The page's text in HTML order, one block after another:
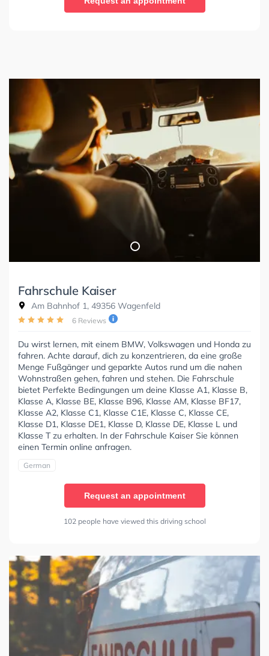
Fahrschule Kaiser
Am Bahnhof 1, 49356 Wagenfeld
6 Reviews
Du wirst lernen, mit einem BMW, Volkswagen und Honda zu
fahren. Achte darauf, dich zu konzentrieren, da eine große
Menge Fußgänger und geparkte Autos rund um die nahen
Wohnstraßen gehen, fahren und stehen. Die Fahrschule
bietet Perfekte Bedingungen um deine Klasse A1, Klasse B,
Klasse A, Klasse BE, Klasse B96, Klasse AM, Klasse BF17,
Klasse A2, Klasse C1, Klasse C1E, Klasse C, Klasse CE,
Klasse D1, Klasse DE1, Klasse D, Klasse DE, Klasse L und
Klasse T zu erhalten. In der Fahrschule Kaiser Sie können
einen Termin online anfragen.
German
Request an appointment
102 people have viewed this driving school